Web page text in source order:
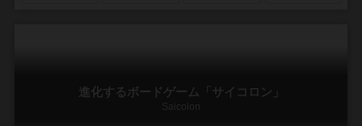
進化するボードゲーム「サイコロン」
Saicolon